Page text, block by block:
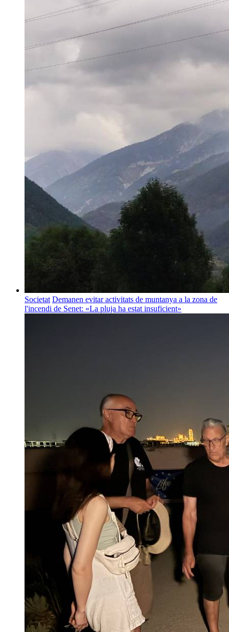
Societat Demanen evitar activitats de muntanya a la zona de
l'incendi de Senet: «La pluja ha estat insuficient»